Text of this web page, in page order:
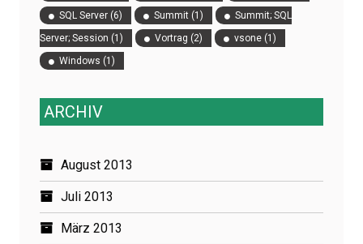
SQL Server (6) Summit (1)
Summit; SQL
Server; Session (1) Vortrag (2) vsone (1)
Windows (1)
ARCHIV
August 2013
Juli 2013
März 2013